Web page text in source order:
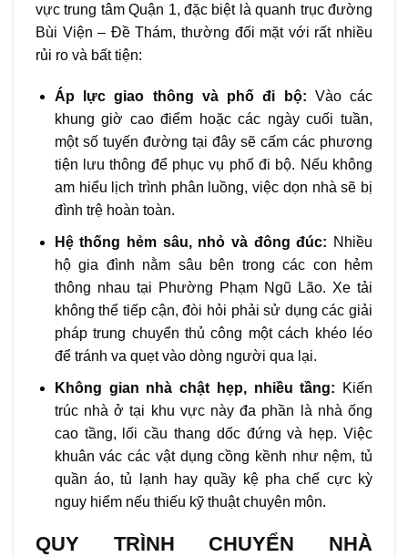
vực trung tâm Quận 1, đặc biệt là quanh trục đường
Bùi Viện – Đề Thám, thường đối mặt với rất nhiều
rủi ro và bất tiện:
Áp lực giao thông và phố đi bộ: Vào các
khung giờ cao điểm hoặc các ngày cuối tuần,
một số tuyến đường tại đây sẽ cấm các phương
tiện lưu thông để phục vụ phố đi bộ. Nếu không
am hiểu lịch trình phân luồng, việc dọn nhà sẽ bị
đình trệ hoàn toàn.
Hệ thống hẻm sâu, nhỏ và đông đúc: Nhiều
hộ gia đình nằm sâu bên trong các con hẻm
thông nhau tại Phường Phạm Ngũ Lão. Xe tải
không thể tiếp cận, đòi hỏi phải sử dụng các giải
pháp trung chuyển thủ công một cách khéo léo
để tránh va quẹt vào dòng người qua lại.
Không gian nhà chật hẹp, nhiều tầng: Kiến
trúc nhà ở tại khu vực này đa phần là nhà ống
cao tầng, lối cầu thang dốc đứng và hẹp. Việc
khuân vác các vật dụng cồng kềnh như nệm, tủ
quần áo, tủ lạnh hay quầy kệ pha chế cực kỳ
nguy hiểm nếu thiếu kỹ thuật chuyên môn.
QUY TRÌNH CHUYỂN NHÀ